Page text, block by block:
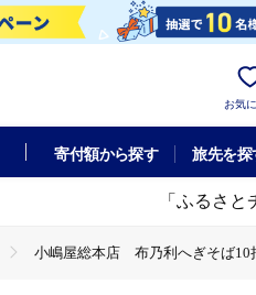
お気
寄付額から探す 旅先を探
「ふるさ
小嶋屋総本店 布乃利へぎそば10